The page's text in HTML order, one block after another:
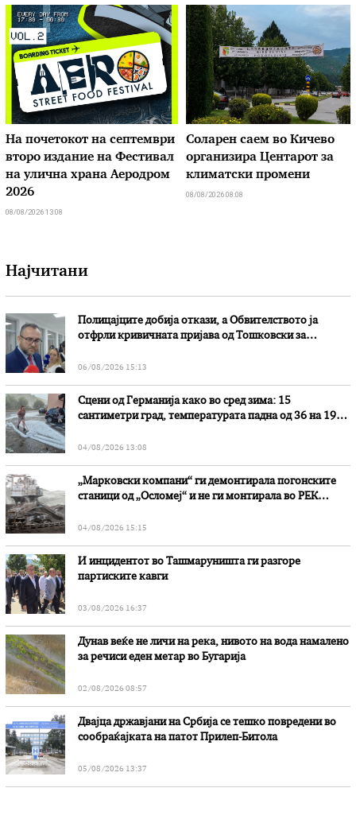
На почетокот на септември
второ издание на Фестивал
на улична храна Аеродром
2026
08/08/2026 13:08
Соларен саем во Кичево
организира Центарот за
климатски промени
08/08/2026 08:08
Најчитани
Полицајците добија откази, а Обвителството ја
отфрли кривичната пријава од Тошковски за
06/08/2026 15:13
Сцени од Германија како во сред зима: 15
сантиметри град, температурата падна од 36 на 19
04/08/2026 13:08
„Марковски компани“ ги демонтирала погонските
станици од „Осломеј“ и не ги монтирала во РЕК
04/08/2026 15:15
И инцидентот во Ташмаруништa ги разгоре
партиските кавги
03/08/2026 16:37
Дунав веќе не личи на река, нивото на вода намалено
за речиси еден метар во Бугарија
02/08/2026 08:57
Двајца државјани на Србија се тешко повредени во
сообраќајката на патот Прилеп-Битола
05/08/2026 13:37